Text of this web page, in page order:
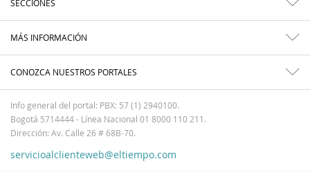
SECCIONES
MÁS INFORMACIÓN
CONOZCA NUESTROS PORTALES
Info general del portal: PBX: 57 (1) 2940100.
Bogotá 5714444 - Línea Nacional 01 8000 110 211.
Dirección: Av. Calle 26 # 68B-70.
servicioalclienteweb@eltiempo.com